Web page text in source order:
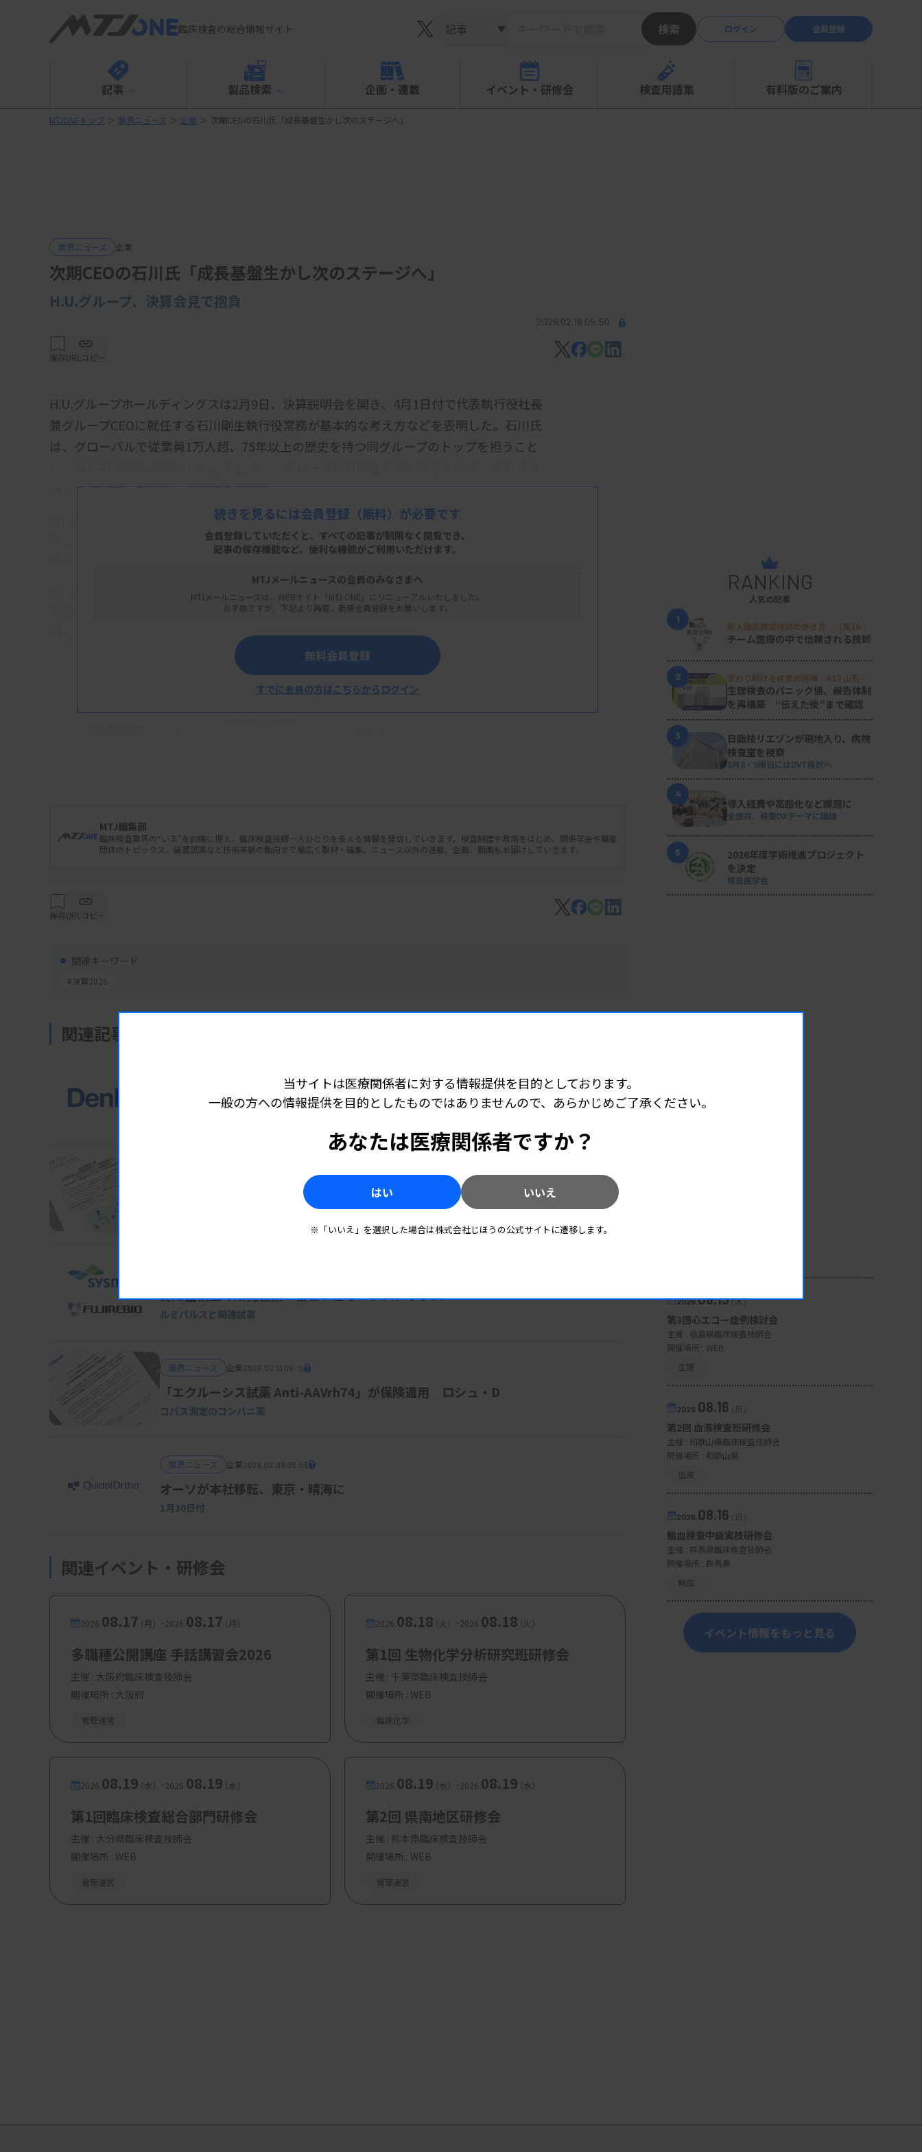
臨床検査の総合情報サイト ▼ 検索 ログイン 会員登録
記事 製品検索 企画・連載 イベント・研修会 検査用語集 有料版のご案内
MTJONEトップ ＞ 業界ニュース ＞ 企業 ＞ 次期CEOの石川氏「成長基盤生かし次のステージへ」
業界ニュース 企業
次期CEOの石川氏「成長基盤生かし次のステージへ」
H.U.グループ、決算会見で抱負
2026.02.18 05:50
保存URLコピー
H.U.グループホールディングスは2月9日、決算説明会を開き、4月1日付で代表執行役社長
兼グループCEOに就任する石川剛生執行役常務が基本的な考え方などを表明した。石川氏
は、グローバルで従業員1万人超、75年以上の歴史を持つ同グループのトップを担うこと
ージへ導いていきたい」と意欲を見せた。
石川氏は、現CEOの竹内成和氏がこれまで進めてきたグループ一体経営や、LTS・IVD事業
などの成長基盤の整備を「大変大きな功績」と賞賛。これらの基盤を活用し、さらなる成
石川氏は2018年に富士レビオの社長に就任以降、CDMOやパートナーシップを軸とした
事業戦略への転換を推進。近年はアルツハイマー病関連の検査試薬のグローバル展開に注
続きを見るには会員登録 （無料）が必要です
会員登録していただくと、すべての記事が制限なく閲覧でき、
記事の保存機能など、便利な機能がご利用いただけます。
MTJメールニュースの会員のみなさまへ
MTJメールニュースは、WEBサイト「MTJ ONE」にリニューアルいたしました。
お手数ですが、下記より再度、新規会員登録をお願いします。
無料会員登録
すでに会員の方はこちらからログイン
MTJ編集部
臨床検査業界の“いま”を的確に捉え、臨床検査技師一人ひとりを支える情報を発信していきます。検査制度や政策をはじめ、関係学会や職能
団体のトピックス、装置試薬など技術革新の動向まで幅広く取材・編集。ニュース以外の連載、企画、動画もお届けしていきます。
保存URLコピー
関連キーワード
#決算2026
関連記事
2026.02.18 06:30
デンカ、カイノスを完全子会社化へ
検査キット受託製造を一括対応 製造コスト削減など
認知症検査で販売協業 富士レビオ・シスメックス
ルミパルスと関連試薬
業界ニュース 企業2026.02.13 06:15
「エクルーシス試薬 Anti-AAVrh74」が保険適用 ロシュ・D
コバス測定のコンパニ薬
業界ニュース 企業2026.02.09 05:55
オーソが本社移転、東京・晴海に
1月30日付
関連イベント・研修会
2026. 08.17（月） -2026. 08.17（月）
多職種公開講座 手話講習会2026
主催 : 大阪府臨床検査技師会
開催場所 : 大阪府
管理運営
2026. 08.18（火） -2026. 08.18（火）
第1回 生物化学分析研究班研修会
主催 : 千葉県臨床検査技師会
開催場所 : WEB
臨床化学
2026. 08.19（水） -2026. 08.19（水）
第1回臨床検査総合部門研修会
主催 : 大分県臨床検査技師会
開催場所 : WEB
管理運営
2026. 08.19（水） -2026. 08.19（水）
第2回 県南地区研修会
主催 : 熊本県臨床検査技師会
開催場所 : WEB
管理運営
RANKING
人気の記事
1
新人臨床検査技師の歩き方 ［第16
回］
チーム医療の中で信頼される技師
2
変わり続ける検査の現場 #32 山形済
生病院
生理検査のパニック値、報告体制
を再構築 “伝えた後”まで確認
3
日臨技リエゾンが現地入り、病院
検査室を視察
8月8・9両日にはDVT検診へ
4
導入経費や高齢化など課題に
全医共、検査DXテーマに議論
5
2026年度学術推進プロジェクト
を決定
検査医学会
2026.08.13（木）
第3回心エコー症例検討会
主催 : 徳島県臨床検査技師会
開催場所 : WEB
生理
2026. 08.16（日）
第2回 血液検査班研修会
主催 : 和歌山県臨床検査技師会
開催場所 : 和歌山県
血液
2026. 08.16（日）
輸血検査中級実技研修会
主催 : 群馬県臨床検査技師会
開催場所 : 群馬県
輸血
イベント情報をもっと見る
当サイトは医療関係者に対する情報提供を目的としております。
一般の方への情報提供を目的としたものではありませんので、あらかじめご了承ください。
あなたは医療関係者ですか？
はい いいえ
※「いいえ」を選択した場合は株式会社じほうの公式サイトに遷移します。